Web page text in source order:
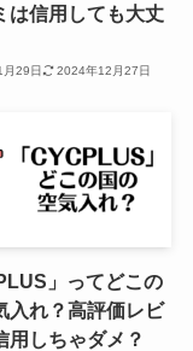
は信用しても大丈
29日 2024年12月27日
」ってどこの
入れ？高評価レビ
用しちゃダメ？